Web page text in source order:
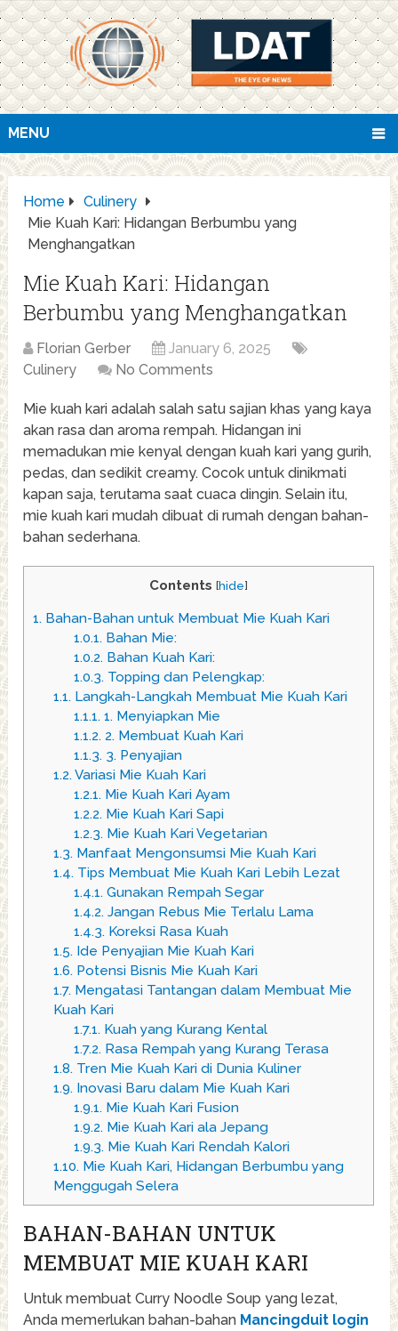
MENU
Home
Culinery
Mie Kuah Kari: Hidangan Berbumbu yang
Menghangatkan
Mie Kuah Kari: Hidangan
Berbumbu yang Menghangatkan
Florian Gerber
January 6, 2025
Culinery
No Comments
Mie kuah kari adalah salah satu sajian khas yang kaya
akan rasa dan aroma rempah. Hidangan ini
memadukan mie kenyal dengan kuah kari yang gurih,
pedas, dan sedikit creamy. Cocok untuk dinikmati
kapan saja, terutama saat cuaca dingin. Selain itu,
mie kuah kari mudah dibuat di rumah dengan bahan-
bahan sederhana.
Contents [hide]
1. Bahan-Bahan untuk Membuat Mie Kuah Kari
1.0.1.Bahan Mie:
1.0.2.Bahan Kuah Kari:
1.0.3.Topping dan Pelengkap:
1.1.Langkah-Langkah Membuat Mie Kuah Kari
1.1.1.1. Menyiapkan Mie
1.1.2.2. Membuat Kuah Kari
1.1.3.3. Penyajian
1.2.Variasi Mie Kuah Kari
1.2.1.Mie Kuah Kari Ayam
1.2.2.Mie Kuah Kari Sapi
1.2.3.Mie Kuah Kari Vegetarian
1.3.Manfaat Mengonsumsi Mie Kuah Kari
1.4.Tips Membuat Mie Kuah Kari Lebih Lezat
1.4.1.Gunakan Rempah Segar
1.4.2.Jangan Rebus Mie Terlalu Lama
1.4.3.Koreksi Rasa Kuah
1.5.Ide Penyajian Mie Kuah Kari
1.6.Potensi Bisnis Mie Kuah Kari
1.7.Mengatasi Tantangan dalam Membuat Mie
Kuah Kari
1.7.1.Kuah yang Kurang Kental
1.7.2.Rasa Rempah yang Kurang Terasa
1.8.Tren Mie Kuah Kari di Dunia Kuliner
1.9.Inovasi Baru dalam Mie Kuah Kari
1.9.1.Mie Kuah Kari Fusion
1.9.2.Mie Kuah Kari ala Jepang
1.9.3.Mie Kuah Kari Rendah Kalori
1.10.Mie Kuah Kari, Hidangan Berbumbu yang
Menggugah Selera
BAHAN-BAHAN UNTUK
MEMBUAT MIE KUAH KARI
Untuk membuat Curry Noodle Soup yang lezat,
Anda memerlukan bahan-bahan Mancingduit login